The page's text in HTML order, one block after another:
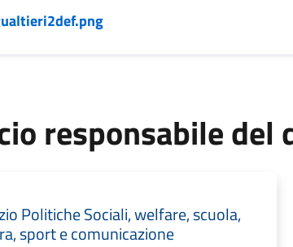
responsabile del
Politiche Sociali, welfare, scuola,
sport e comunicazione